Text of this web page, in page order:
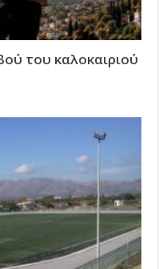
του καλοκαιριού